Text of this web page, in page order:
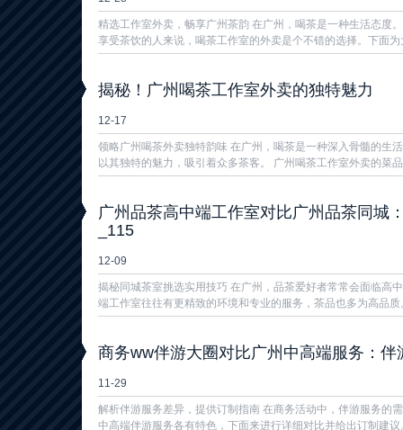
精选工作室外卖，畅享广州茶韵 在广州，喝茶是一种生活态度
享受茶饮的人来说，喝茶工作室的外卖是个不错的选择。下面
揭秘！广州喝茶工作室外卖的独特魅力
12-17
领略广州喝茶外卖独特韵味 在广州，喝茶是一种深入骨髓的生
以其独特的魅力，吸引着众多茶客。 广州喝茶工作室外卖的菜
广州品茶高中端工作室对比广州品茶同城‌
_115
12-09
揭秘同城茶室挑选实用技巧 在广州，品茶爱好者常常会面临高
端工作室往往有更精致的环境和专业的服务，茶品也多为高品
商务ww伴游大圈对比广州中高端服务：
11-29
解析伴游服务差异，提供订制指南 在商务活动中，伴游服务的
中高端伴游服务各有特色，下面来进行详细对比并给出订制建